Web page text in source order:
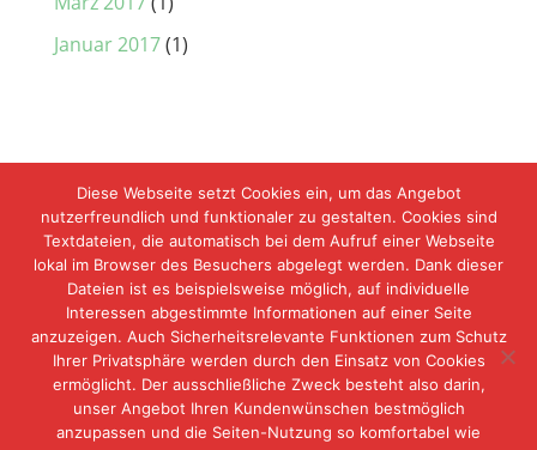
Januar 2017(1)
Diese Webseite setzt Cookies ein, um das Angebot
nutzerfreundlich und funktionaler zu gestalten. Cookies sind
Textdateien, die automatisch bei dem Aufruf einer Webseite
lokal im Browser des Besuchers abgelegt werden. Dank dieser
Dateien ist es beispielsweise möglich, auf individuelle
Interessen abgestimmte Informationen auf einer Seite
anzuzeigen. Auch Sicherheitsrelevante Funktionen zum Schutz
Ihrer Privatsphäre werden durch den Einsatz von Cookies
ermöglicht. Der ausschließliche Zweck besteht also darin,
unser Angebot Ihren Kundenwünschen bestmöglich
anzupassen und die Seiten-Nutzung so komfortabel wie